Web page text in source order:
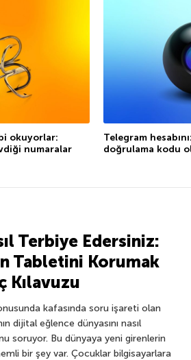
okuyorlar:
numaralar
Telegram
doğrulama kodu
Terbiye Edersiniz:
Tabletini Korumak
Kılavuzu
kafasında soru işareti olan
dijital eğlence dünyasını nasıl
soruyor. Bu dünyaya yeni girenlerin
bir şey var. Çocuklar bilgisayarlara